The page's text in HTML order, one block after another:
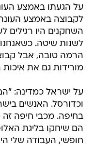
על הגעתו באמצע
לקבוצה באמצע
השחקנים היו רגילים
לשנות שיטה.
הרמה טובה, אבל
מורידות גם את
על ישראל כמדינה:
וכדורסל. האנשים
בחיפה. מכבי חיפה זה
הם שיחקו בליגת
חופשי, העבודה שלי